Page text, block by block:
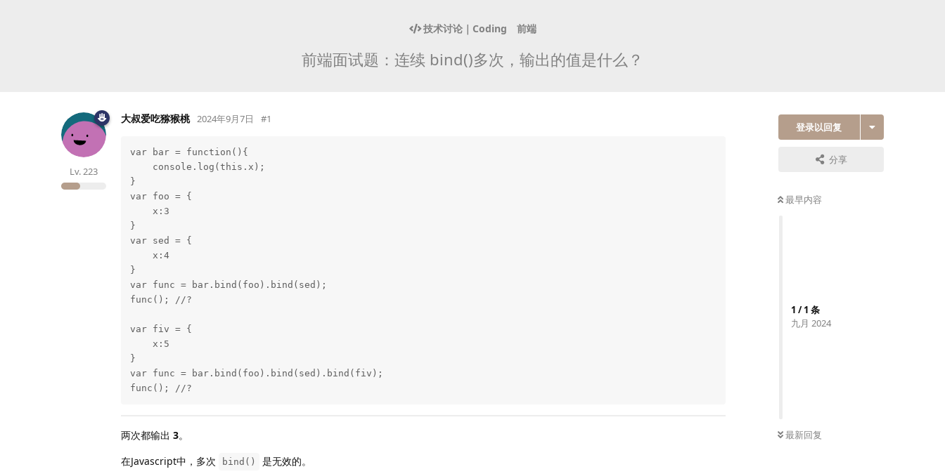
技术讨论｜Coding 前端
前端面试题：连续 bind()多次，输出的值是什么？
登录以回复
分享
最早内容
1 /1 条
九月 2024
最新回复
大叔爱吃猕猴桃
Lv.223
2024年9月7日 #1
var bar = function(){
}
var foo = {
}
var sed = {
}
var func = bar.bind(foo).bind(sed);
func(); //?
var fiv = {
}
var func = bar.bind(foo).bind(sed).bind(fiv);
func(); //?
两次都输出 3。
在Javascript中，多次
bind()
是无效的。